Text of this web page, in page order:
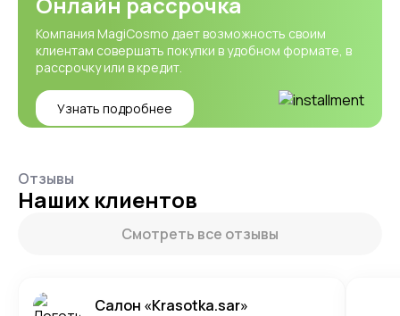
Компания MagiCosmo дает возможность своим
клиентам совершать покупки в удобном формате, в
рассрочку или в кредит.
Узнать подробнее
Отзывы
Наших клиентов
Смотреть все отзывы
Салон «Krasotka.sar»